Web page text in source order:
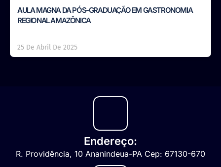
AULA MAGNA DA PÓS-GRADUAÇÃO EM GASTRONOMIA
REGIONAL AMAZÔNICA
25 De Abril De 2025
Endereço:
R. Providência, 10 Ananindeua-PA Cep: 67130-670